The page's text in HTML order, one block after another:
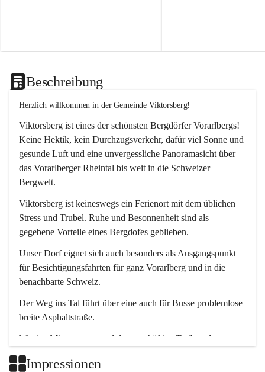
Beschreibung
Herzlich willkommen in der Gemeinde Viktorsberg!
Viktorsberg ist eines der schönsten Bergdörfer Vorarlbergs!
Keine Hektik, kein Durchzugsverkehr, dafür viel Sonne und
gesunde Luft und eine unvergessliche Panoramasicht über
das Vorarlberger Rheintal bis weit in die Schweizer
Bergwelt.
Viktorsberg ist keineswegs ein Ferienort mit dem üblichen
Stress und Trubel. Ruhe und Besonnenheit sind als
gegebene Vorteile eines Bergdofes geblieben.
Unser Dorf eignet sich auch besonders als Ausgangspunkt
für Besichtigungsfahrten für ganz Vorarlberg und in die
benachbarte Schweiz.
Der Weg ins Tal führt über eine auch für Busse problemlose
breite Asphaltstraße.
Wenige Minuten nur, und das geschäftige Treiben der
Impressionen